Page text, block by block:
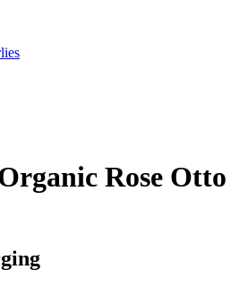
Rose Otto